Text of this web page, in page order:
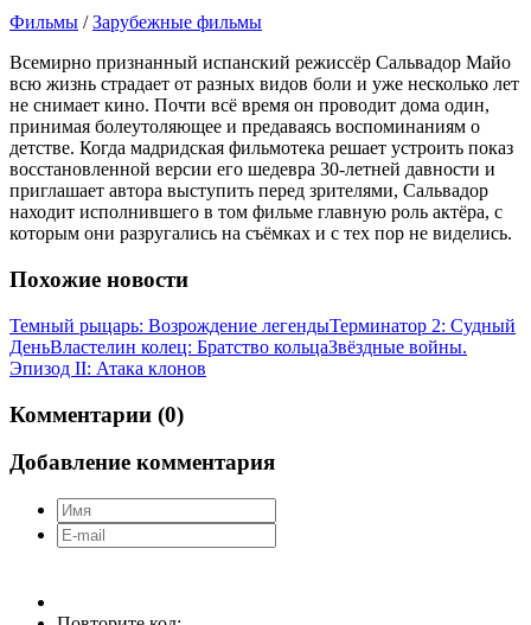
Фильмы /Зарубежные фильмы
Всемирно признанный испанский режиссёр Сальвадор Майо
всю жизнь страдает от разных видов боли и уже несколько лет
не снимает кино. Почти всё время он проводит дома один,
принимая болеутоляющее и предаваясь воспоминаниям о
детстве. Когда мадридская фильмотека решает устроить показ
восстановленной версии его шедевра 30-летней давности и
приглашает автора выступить перед зрителями, Сальвадор
находит исполнившего в том фильме главную роль актёра, с
которым они разругались на съёмках и с тех пор не виделись.
Похожие новости
Темный рыцарь: Возрождение легендыТерминатор 2: Судный
ДеньВластелин колец: Братство кольцаЗвёздные войны.
Эпизод II: Атака клонов
Комментарии (0)
Добавление комментария